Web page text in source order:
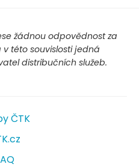
žádnou odpovědnost za
této souvislosti jedná
distribučních služeb.
ČTK